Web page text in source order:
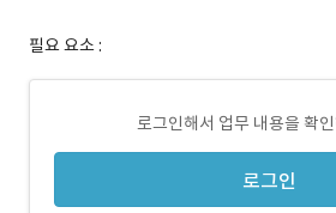
필요 요소 :
로그인해서 업무 내용을 확
로그인